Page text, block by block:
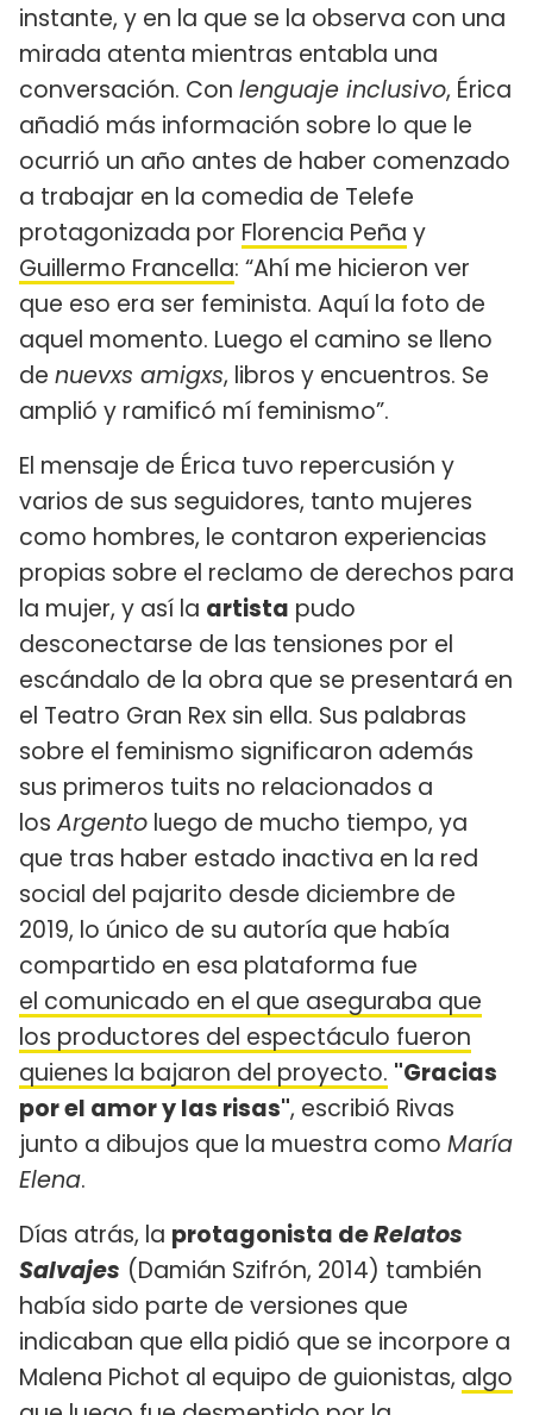
instante, y en la que se la observa con una
mirada atenta mientras entabla una
conversación. Con lenguaje inclusivo, Érica
añadió más información sobre lo que le
ocurrió un año antes de haber comenzado
a trabajar en la comedia de Telefe
protagonizada por Florencia Peña y
Guillermo Francella: “Ahí me hicieron ver
que eso era ser feminista. Aquí la foto de
aquel momento. Luego el camino se lleno
de nuevxs amigxs, libros y encuentros. Se
amplió y ramificó mí feminismo”.
El mensaje de Érica tuvo repercusión y
varios de sus seguidores, tanto mujeres
como hombres, le contaron experiencias
propias sobre el reclamo de derechos para
la mujer, y así la artista pudo
desconectarse de las tensiones por el
escándalo de la obra que se presentará en
el Teatro Gran Rex sin ella. Sus palabras
sobre el feminismo significaron además
sus primeros tuits no relacionados a
losArgento luego de mucho tiempo, ya
que tras haber estado inactiva en la red
social del pajarito desde diciembre de
2019, lo único de su autoría que había
compartido en esa plataforma fue
el comunicado en el que aseguraba que
los productores del espectáculo fueron
quienes la bajaron del proyecto. "Gracias
por el amor y las risas", escribió Rivas
junto a dibujos que la muestra como María
Elena.
Días atrás, la protagonista deRelatos
Salvajes (Damián Szifrón, 2014) también
había sido parte de versiones que
indicaban que ella pidió que se incorpore a
Malena Pichot al equipo de guionistas, algo